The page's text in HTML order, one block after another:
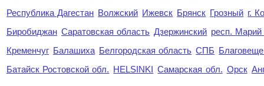
Республика Дагестан Волжский Ижевск Брянск Грозный г.
Биробиджан Саратовская область Дзержинский респ.
Кременчуг Балашиха Белгородская область СПБ
Батайск Ростовской обл. HELSINKI Самарская обл. Орск